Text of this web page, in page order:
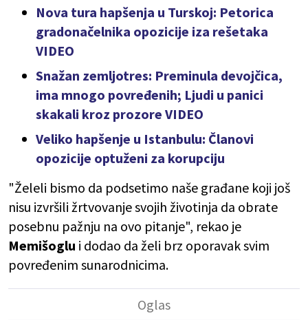
Nova tura hapšenja u Turskoj: Petorica
gradonačelnika opozicije iza rešetaka
VIDEO
Snažan zemljotres: Preminula devojčica,
ima mnogo povređenih; Ljudi u panici
skakali kroz prozore VIDEO
Veliko hapšenje u Istanbulu: Članovi
opozicije optuženi za korupciju
"Želeli bismo da podsetimo naše građane koji još
nisu izvršili žrtvovanje svojih životinja da obrate
posebnu pažnju na ovo pitanje", rekao je
Memišoglu i dodao da želi brz oporavak svim
povređenim sunarodnicima.